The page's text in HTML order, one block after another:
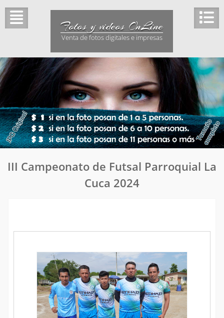
contenido
Fotos y videos OnLine
Venta de fotos digitales e impresas
III Campeonato de Futsal Parroquial La
Cuca 2024